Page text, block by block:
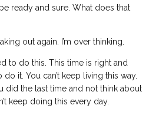
ready and sure. What does that
out again. I’m over thinking.
to do this. This time is right and
it. You can’t keep living this way.
did the last time and not think about
keep doing this every day.